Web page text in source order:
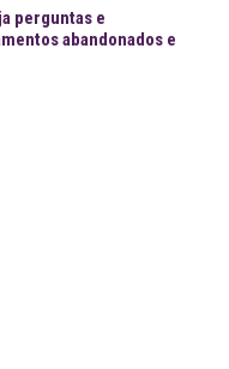
perguntas e
abandonados e